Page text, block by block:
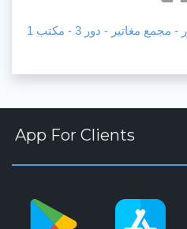
مغاتير - دور 3 - مكتب 1
App For Clients